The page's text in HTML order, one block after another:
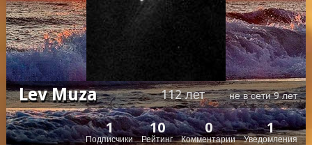
Lev Muza 112 лет не в сети 9 лет
Подписчики
1
Рейтинг
10
Комментарии
0
Уведомления
1